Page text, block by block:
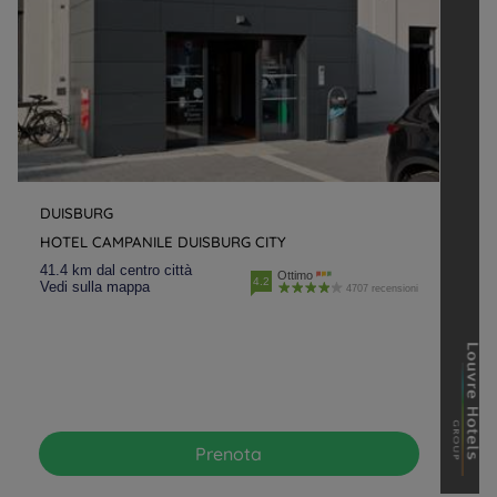
DUISBURG
HOTEL CAMPANILE DUISBURG CITY
41.4 km dal centro città
Vedi sulla mappa
4.2 Ottimo
4707 recensioni
Prenota